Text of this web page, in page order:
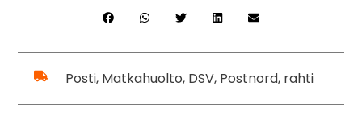
Posti, Matkahuolto, DSV, Postnord, rahti